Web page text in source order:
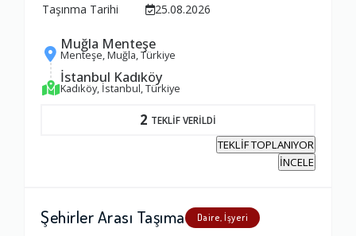
Taşınma Tarihi
25.08.2026
Muğla Menteşe
Menteşe, Muğla, Türkiye
İstanbul Kadıköy
Kadıköy, İstanbul, Türkiye
2 TEKLİF VERİLDİ
TEKLİF TOPLANIYOR
İNCELE
Şehirler Arası Taşıma Daire, İşyeri